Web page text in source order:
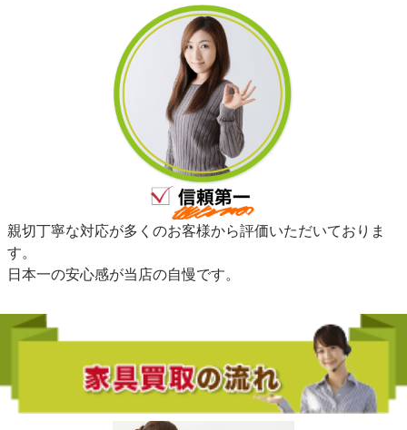
親切丁寧な対応が多くのお客様から評価いただいておりま
す。
日本一の安心感が当店の自慢です。